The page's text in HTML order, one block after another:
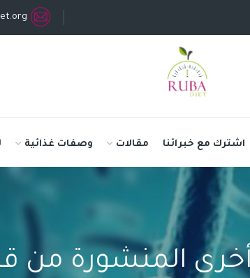
اشترك مع خبرائنا مقالات وصفات غذائية
المنشورة من